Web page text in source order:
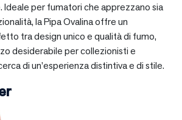
Ideale per fumatori che apprezzano sia
la Pipa Ovalina offre un
tra design unico e qualità di fumo,
desiderabile per collezionisti e
di un’esperienza distintiva e di stile.